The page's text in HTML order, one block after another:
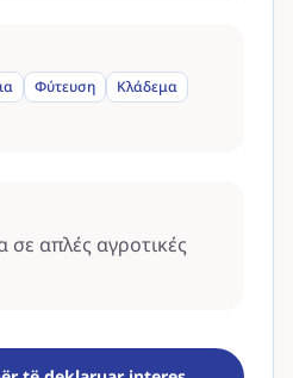
Φύτευση
Κλάδεμα
απλές αγροτικές